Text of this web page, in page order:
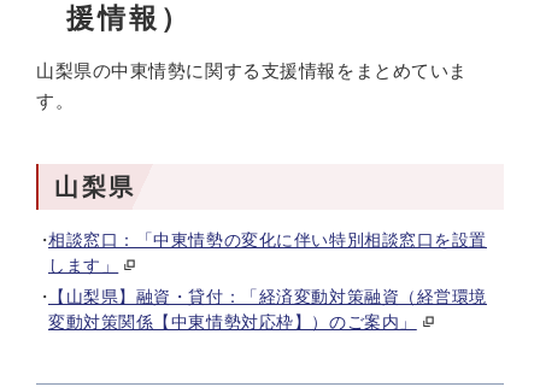
援情報）
山梨県の中東情勢に関する支援情報をまとめていま
す。
山梨県
相談窓口：「中東情勢の変化に伴い特別相談窓口を設置
します」
【山梨県】融資・貸付：「経済変動対策融資（経営環境
変動対策関係【中東情勢対応枠】）のご案内」